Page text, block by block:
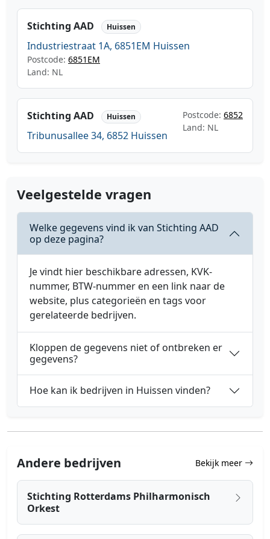
Stichting AAD Huissen
Industriestraat 1A, 6851EM Huissen
Postcode: 6851EM
Land: NL
Stichting AAD Huissen
Tribunusallee 34, 6852 Huissen
Postcode: 6852
Land: NL
Veelgestelde vragen
Welke gegevens vind ik van Stichting AAD
op deze pagina?
Je vindt hier beschikbare adressen, KVK-
nummer, BTW-nummer en een link naar de
website, plus categorieën en tags voor
gerelateerde bedrijven.
Kloppen de gegevens niet of ontbreken er
gegevens?
Hoe kan ik bedrijven in Huissen vinden?
Andere bedrijven Bekijk meer
Stichting Rotterdams Philharmonisch
Orkest